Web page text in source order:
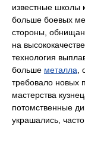
известные школы
больше боевых
стороны,
на
технология
больше металла,
требовало новых
мастерства
потомственные
украшались,